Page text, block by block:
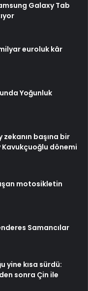
Galaxy Tab
euroluk kâr
Yoğunluk
başına bir
dönemi
motosikletin
Samancılar
yine kısa sürdü:
sonra Çin ile